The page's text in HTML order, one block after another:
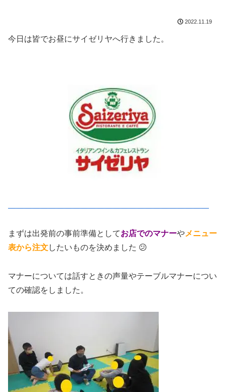
2022.11.19
今日は皆でお昼にサイゼリヤへ行きました。
まずは出発前の事前準備としてお店でのマナーやメニュー
表から注文したいものを決めました 😕
マナーについては話すときの声量やテーブルマナーについ
ての確認をしました。